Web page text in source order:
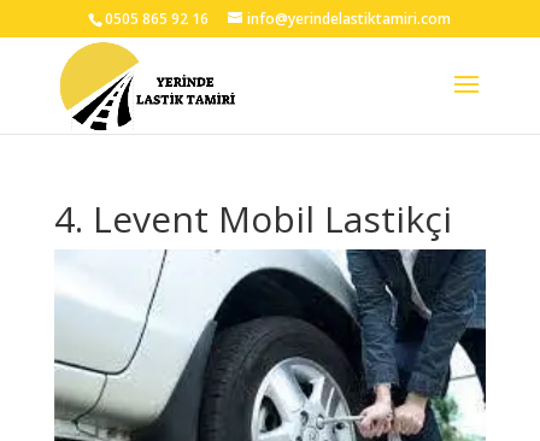
0505 865 92 16 info@yerindelastiktamiri.com
4. Levent Mobil Lastikçi